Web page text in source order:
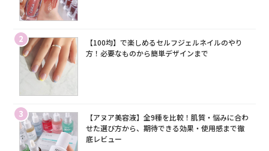
2
【100均】で楽しめるセルフジェルネイルのやり
方！必要なものから簡単デザインまで
3
【アヌア美容液】全9種を比較！肌質・悩みに合わ
せた選び方から、期待できる効果・使用感まで徹
底レビュー